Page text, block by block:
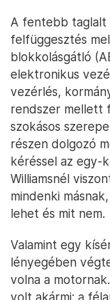
A fentebb taglalt
felfüggesztés
blokkolásgátló
elektronikus
vezérlés,
rendszer mellett
szokásos
részen dolgozó
kéréssel az egy-
Williamsnél
mindenki
lehet és mit nem.
Valamint egy
lényegében
volna a
volt akármi: a